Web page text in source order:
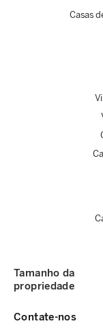
Casas
Contate-nos
Tamanho da
propriedade